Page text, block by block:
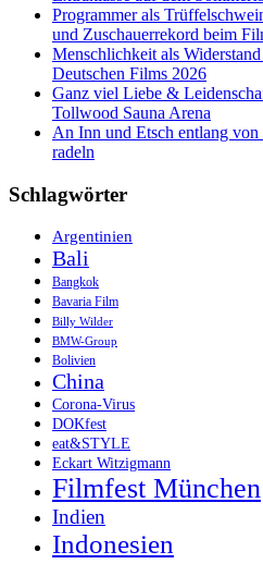
Filmfest
München
Programmer als
und Zuschauerrekord beim
Menschlichkeit als
Deutschen Films 2026
Ganz viel Liebe &
Tollwood Sauna Arena
An Inn und Etsch entlang von
radeln
Schlagwörter
Argentinien
Bali
Bangkok
Bavaria Film
Billy Wilder
BMW-Group
Bolivien
China
Corona-Virus
DOKfest
eat&STYLE
Eckart Witzigmann
Filmfest München
Indien
Indonesien